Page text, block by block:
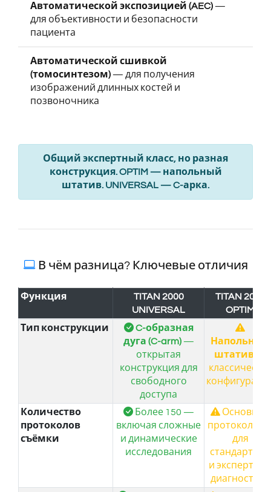
Автоматической экспозицией (AEC)—
для объективности и безопасности
пациента
Автоматической сшивкой
(томосинтезом)— для получения
изображений длинных костей и
позвоночника
Общий экспертный класс, но разная
конструкция. OPTIM — напольный
штатив. UNIVERSAL — C-арка.
В чём разница? Ключевые отличия
Функция
TITAN 2000
UNIVERSAL
TITAN 2000
OPTIM
Тип конструкции
C-образная
дуга (C-arm)—
открытая
конструкция для
свободного
доступа
Напольный
штатив
Количество
протоколов
съёмки
Более 150 —
включая сложные
и динамические
исследования
Основные
протоколы
для
стандартной
и экспертной
диагностики